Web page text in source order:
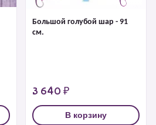
Большой голубой шар - 91
см.
3 640 ₽
В корзину